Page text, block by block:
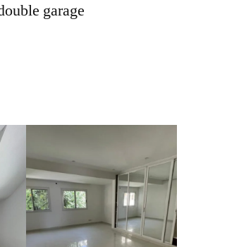
garage